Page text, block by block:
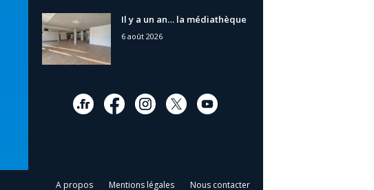
Il y a un an… la médiathèque
6 août 2026
A propos Mentions légales Nous contacter